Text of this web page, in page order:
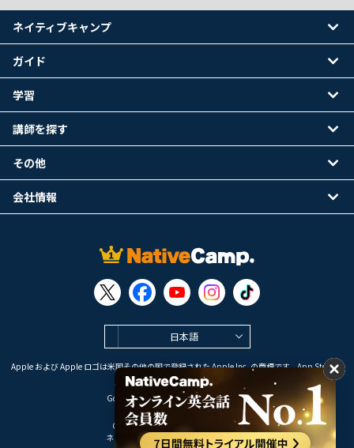
日本語
Apple および Apple ロゴは米国その他の国で登録された Apple Inc. の商標です。App Store は
Apple Inc. のサービスマークです。
Google Play は Google LLC の商標です。
Copyright © 2026 オンライン英会話
ネイティブキャンプ All Rights Reserved.
ネイティブキャンプ
ガイド
学習
講師を探す
その他
会社情報